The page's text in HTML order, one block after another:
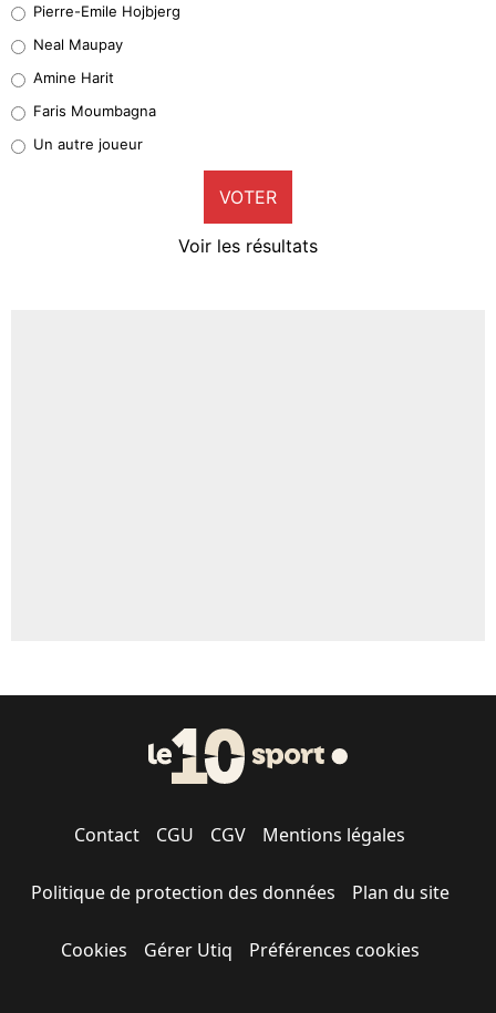
5%
1%
9%
Pierre-Emile Hojbjerg
Neal Maupay
Amine Harit
Faris Moumbagna
Un autre joueur
VOTER
Voir les résultats
Contact CGU CGV Mentions légales
Politique de protection des données Plan du site
Cookies Gérer Utiq Préférences cookies